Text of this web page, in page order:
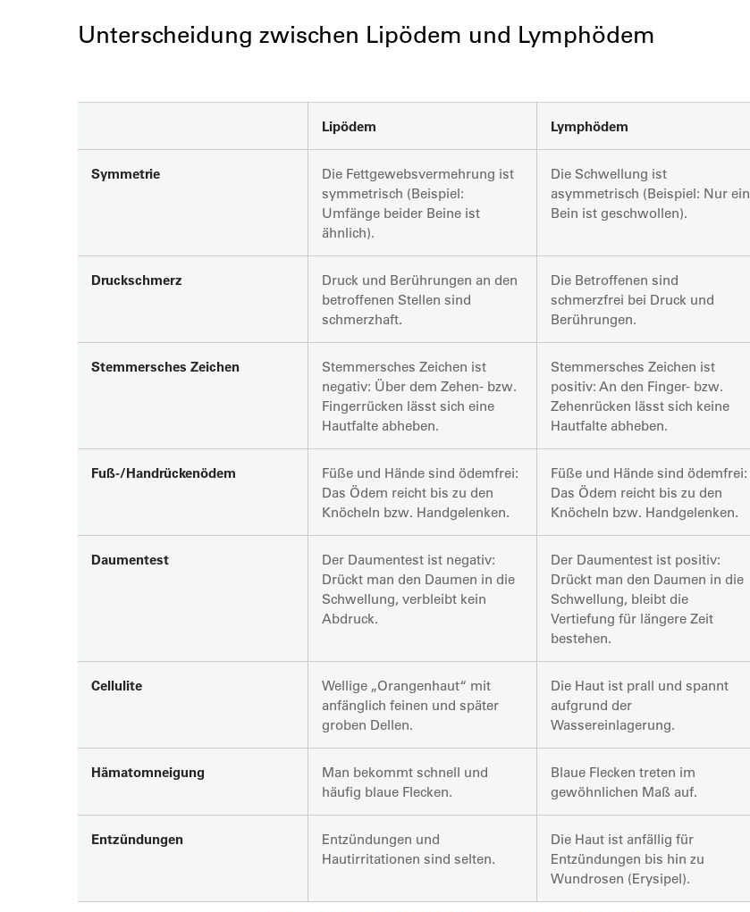
Unterscheidung zwischen Lipödem und Lymphödem
Lipödem Lymphödem
Symmetrie
Die Fettgewebsvermehrung ist
symmetrisch (Beispiel:
Umfänge beider Beine ist
ähnlich).
Die Schwellung ist
asymmetrisch (Beispiel: Nur ein
Bein ist geschwollen).
Druckschmerz
Druck und Berührungen an den
betroffenen Stellen sind
schmerzhaft.
Die Betroffenen sind
schmerzfrei bei Druck und
Berührungen.
Stemmersches Zeichen
Stemmersches Zeichen ist
negativ: Über dem Zehen- bzw.
Fingerrücken lässt sich eine
Hautfalte abheben.
Stemmersches Zeichen ist
positiv: An den Finger- bzw.
Zehenrücken lässt sich keine
Hautfalte abheben.
Fuß-/Handrückenödem
Füße und Hände sind ödemfrei:
Das Ödem reicht bis zu den
Knöcheln bzw. Handgelenken.
Füße und Hände sind ödemfrei:
Das Ödem reicht bis zu den
Knöcheln bzw. Handgelenken.
Daumentest
Der Daumentest ist negativ:
Drückt man den Daumen in die
Schwellung, verbleibt kein
Abdruck.
Der Daumentest ist positiv:
Drückt man den Daumen in die
Schwellung, bleibt die
Vertiefung für längere Zeit
bestehen.
Cellulite
Wellige „Orangenhaut“ mit
anfänglich feinen und später
groben Dellen.
Die Haut ist prall und spannt
aufgrund der
Wassereinlagerung.
Hämatomneigung
Man bekommt schnell und
häufig blaue Flecken.
Blaue Flecken treten im
gewöhnlichen Maß auf.
Entzündungen
Entzündungen und
Hautirritationen sind selten.
Die Haut ist anfällig für
Entzündungen bis hin zu
Wundrosen (Erysipel).